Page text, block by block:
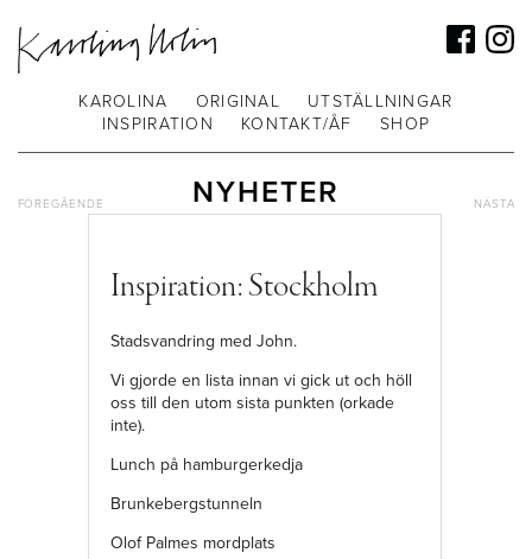
KAROLINA ORIGINAL
UTSTÄLLNINGAR
INSPIRATION
KONTAKT/ÅF SHOP
NYHETER
FÖREGÅENDE NÄSTA
Inspiration: Stockholm
Stadsvandring med John.
Vi gjorde en lista innan vi gick ut och höll
oss till den utom sista punkten (orkade
inte).
Lunch på hamburgerkedja
Brunkebergstunneln
Olof Palmes mordplats